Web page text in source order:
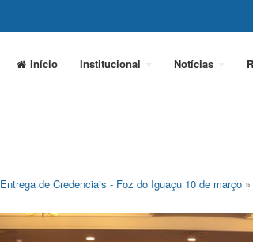
Início Institucional Notícias
Entrega de Credenciais - Foz do Iguaçu 10 de março